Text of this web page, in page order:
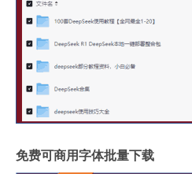
免费可商用字体批量下载